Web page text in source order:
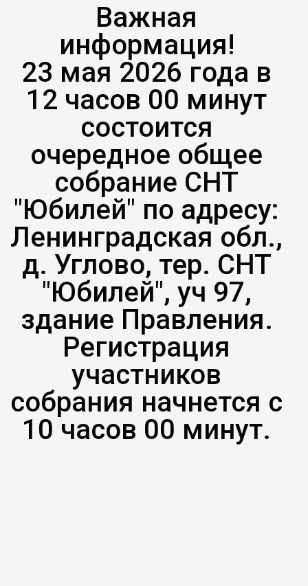
Важная
информация!
23 мая 2026 года в
12 часов 00 минут
состоится
очередное общее
собрание СНТ
"Юбилей" по адресу:
Ленинградская обл.,
д. Углово, тер. СНТ
"Юбилей", уч 97,
здание Правления.
Регистрация
участников
собрания начнется с
10 часов 00 минут.